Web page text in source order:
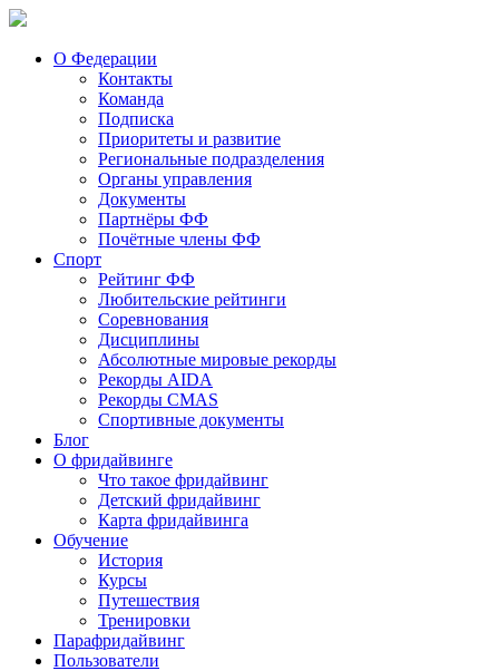
О Федерации
Контакты
Команда
Подписка
Приоритеты и развитие
Региональные подразделения
Органы управления
Документы
Партнёры ФФ
Почётные члены ФФ
Спорт
Рейтинг ФФ
Любительские рейтинги
Соревнования
Дисциплины
Абсолютные мировые рекорды
Рекорды AIDA
Рекорды CMAS
Спортивные документы
Блог
О фридайвинге
Что такое фридайвинг
Детский фридайвинг
Карта фридайвинга
Обучение
История
Курсы
Путешествия
Тренировки
Парафридайвинг
Пользователи